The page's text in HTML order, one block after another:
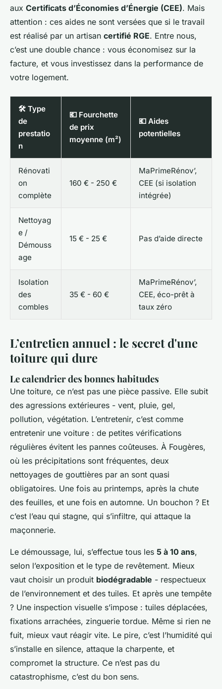
aux Certificats d’Économies d’Énergie (CEE). Mais
attention : ces aides ne sont versées que si le travail
est réalisé par un artisan certifié RGE. Entre nous,
c’est une double chance : vous économisez sur la
facture, et vous investissez dans la performance de
votre logement.
🛠️ Type
de
prestatio
n
💶 Fourchette
de prix
moyenne (m²)
💶 Aides
potentielles
Rénovati
on
complète
160 € - 250 €
MaPrimeRénov’,
CEE (si isolation
intégrée)
Nettoyag
e /
Démouss
age
15 € - 25 € Pas d’aide directe
Isolation
des
combles
35 € - 60 €
MaPrimeRénov’,
CEE, éco-prêt à
taux zéro
L’entretien annuel : le secret d'une
toiture qui dure
Le calendrier des bonnes habitudes
Une toiture, ce n’est pas une pièce passive. Elle subit
des agressions extérieures - vent, pluie, gel,
pollution, végétation. L’entretenir, c’est comme
entretenir une voiture : de petites vérifications
régulières évitent les pannes coûteuses. À Fougères,
où les précipitations sont fréquentes, deux
nettoyages de gouttières par an sont quasi
obligatoires. Une fois au printemps, après la chute
des feuilles, et une fois en automne. Un bouchon ? Et
c’est l’eau qui stagne, qui s’infiltre, qui attaque la
maçonnerie.
Le démoussage, lui, s’effectue tous les 5 à 10 ans,
selon l’exposition et le type de revêtement. Mieux
vaut choisir un produit biodégradable - respectueux
de l’environnement et des tuiles. Et après une tempête
? Une inspection visuelle s’impose : tuiles déplacées,
fixations arrachées, zinguerie tordue. Même si rien ne
fuit, mieux vaut réagir vite. Le pire, c’est l’humidité qui
s’installe en silence, attaque la charpente, et
compromet la structure. Ce n’est pas du
catastrophisme, c’est du bon sens.